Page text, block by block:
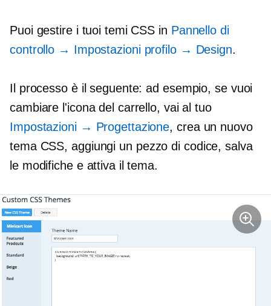
Puoi gestire i tuoi temi CSS in Pannello di
controllo → Impostazioni profilo → Design.
Il processo è il seguente: ad esempio, se vuoi
cambiare l'icona del carrello, vai al tuo
Impostazioni → Progettazione, crea un nuovo
tema CSS, aggiungi un pezzo di codice, salva
le modifiche e attiva il tema.